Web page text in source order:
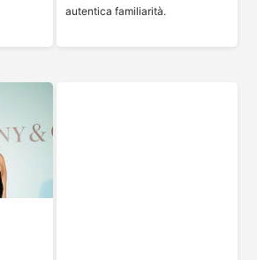
autentica familiarità.